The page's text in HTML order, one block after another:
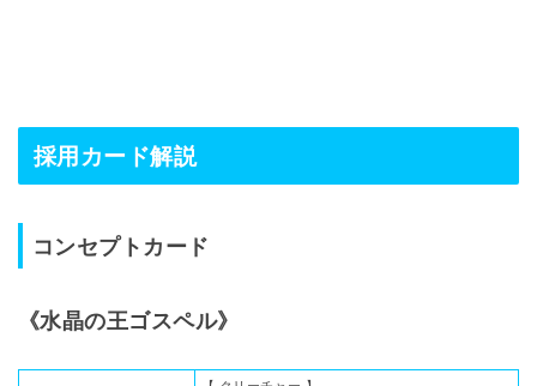
採用カード解説
コンセプトカード
《水晶の王ゴスペル》